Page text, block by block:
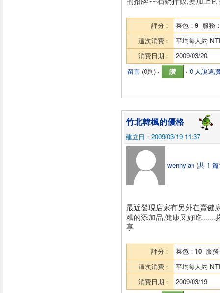
評分： 菜色： 9服務
這次消費：
平均每人約
消費日期：
2009/03/20
留言(0則) ‧ 讚 ‧ 0 人說這讚
竹北韓楓的優格
建立日：2009/03/19 11:37
wennyian (共 1 篇
最近發現店家有另外在賣健
糟的添加品,健康又好吃.......
享
評分： 菜色： 10服務
這次消費：
平均每人約
消費日期：
2009/03/19